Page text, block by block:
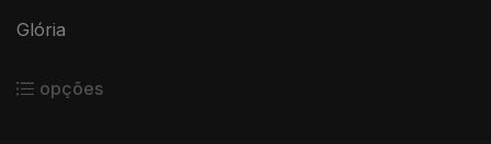
Glória
opções